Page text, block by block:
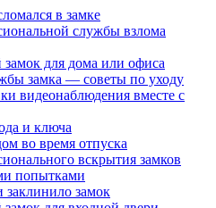
в замке
службы взлома
для дома или офиса
замка — советы по уходу
видеонаблюдения вместе с
и ключа
во время отпуска
вскрытия замков
попытками
заклинило замок